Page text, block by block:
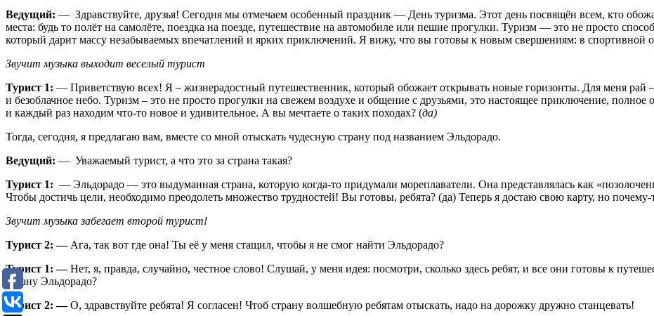
Ведущий: — Здравствуйте, друзья! Сегодня мы отмечаем особенный праздник — День туризма. Этот день посвящён всем, кто
места: будь то полёт на самолёте, поездка на поезде, путешествие на автомобиле или пешие прогулки. Туризм — это не просто
который дарит массу незабываемых впечатлений и ярких приключений. Я вижу, что вы готовы к новым свершениям: в спортивной
Звучит музыка выходит веселый турист
Турист 1: — Приветствую всех! Я – жизнерадостный путешественник, который обожает открывать новые горизонты. Для меня рай –
и безоблачное небо. Туризм – это не просто прогулки на свежем воздухе и общение с друзьями, это настоящее приключение,
и каждый раз находим что-то новое и удивительное. А вы мечтаете о таких походах? (да)
Тогда, сегодня, я предлагаю вам, вместе со мной отыскать чудесную страну под названием Эльдорадо.
Ведущий: — Уважаемый турист, а что это за страна такая?
Турист 1: — Эльдорадо — это выдуманная страна, которую когда-то придумали мореплаватели. Она представлялась как
Чтобы достичь цели, необходимо преодолеть множество трудностей! Вы готовы, ребята? (да) Теперь я достаю свою карту, но почему-
Звучит музыка забегает второй турист!
Турист 2: — Ага, так вот где она! Ты её у меня стащил, чтобы я не смог найти Эльдорадо?
Турист 1: —Нет, я, правда, случайно, честное слово! Слушай, у меня идея: посмотри, сколько здесь ребят, и все они готовы к
страну Эльдорадо?
Турист 2: —О, здравствуйте ребята! Я согласен! Чтоб страну волшебную ребятам отыскать, надо на дорожку дружно станцевать!